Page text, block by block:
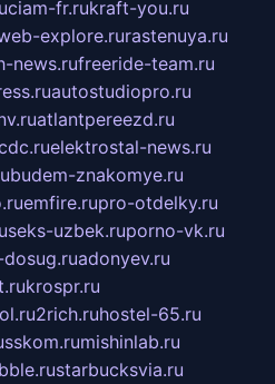
ciam-fr.rukraft-you.ru
explore.rurastenuya.ru
news.rufreeride-team.ru
autostudiopro.ru
atlantpereezd.ru
elektrostal-news.ru
budem-znakomye.ru
emfire.rupro-otdelky.ru
seks-uzbek.ruporno-vk.ru
adonyev.ru
krospr.ru
2rich.ruhostel-65.ru
mishinlab.ru
starbucksvia.ru